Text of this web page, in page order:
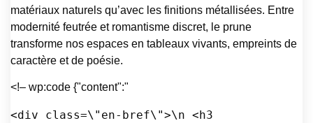
matériaux naturels qu’avec les finitions métallisées. Entre
modernité feutrée et romantisme discret, le prune
transforme nos espaces en tableaux vivants, empreints de
caractère et de poésie.
<!– wp:code {"content":"
<div class=\"en-bref\">\n <h3